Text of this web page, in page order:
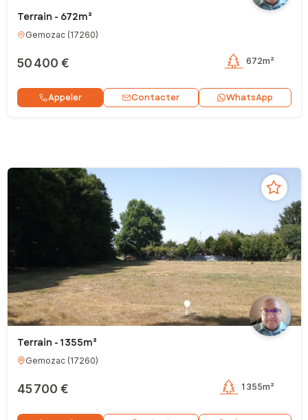
Terrain - 672m²
Gemozac(17260)
50 400 € 672m²
Appeler Contacter WhatsApp
Terrain - 1 355m²
Gemozac(17260)
45 700 € 1 355m²